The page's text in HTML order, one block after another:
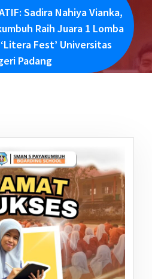
Sadira Nahiya Vianka,
Raih Juara 1 Lomba
Fest’ Universitas
Padang